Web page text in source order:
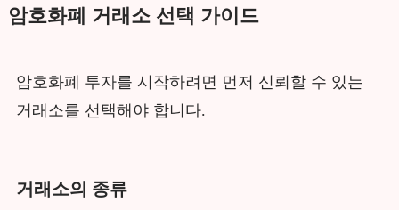
암호화폐 거래소 선택 가이드
암호화폐 투자를 시작하려면 먼저 신뢰할 수 있는
거래소를 선택해야 합니다.
거래소의 종류